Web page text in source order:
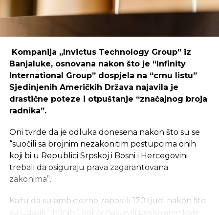
Kompanija „Invictus Technology Group” iz
Banjaluke, osnovana nakon što je “Infinity
International Group” dospjela na “crnu listu”
Sjedinjenih Američkih Država najavila je
drastične poteze i otpuštanje “značajnog broja
radnika”.
Oni tvrde da je odluka donesena nakon što su se
“suočili sa brojnim nezakonitim postupcima onih
koji bi u Republici Srpskoj i Bosni i Hercegovini
trebali da osiguraju prava zagarantovana
zakonima”.
Kažu da su ambiciozno zaposlili 170 ljudi nakon što